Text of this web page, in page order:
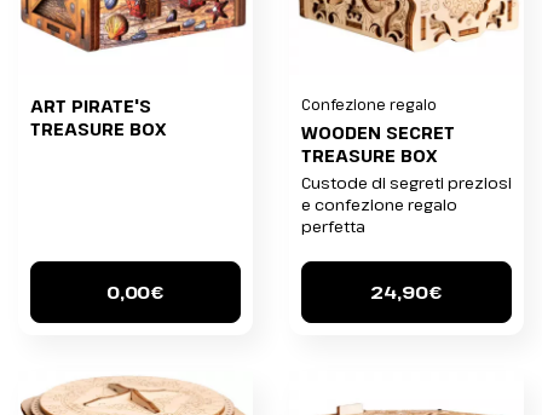
ART PIRATE'S
TREASURE BOX
0,00€
Confezione regalo
WOODEN SECRET
TREASURE BOX
Custode di segreti preziosi
e confezione regalo
perfetta
24,90€